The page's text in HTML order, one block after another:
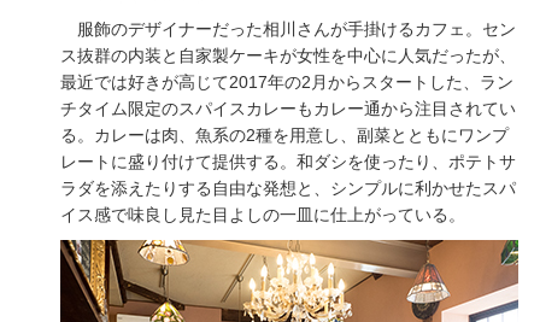
服飾のデザイナーだった相川さんが手掛けるカフェ。セン
ス抜群の内装と自家製ケーキが女性を中心に人気だったが、
最近では好きが高じて2017年の2月からスタートした、ラン
チタイム限定のスパイスカレーもカレー通から注目されてい
る。カレーは肉、魚系の2種を用意し、副菜とともにワンプ
レートに盛り付けて提供する。和ダシを使ったり、ポテトサ
ラダを添えたりする自由な発想と、シンプルに利かせたスパ
イス感で味良し見た目よしの一皿に仕上がっている。